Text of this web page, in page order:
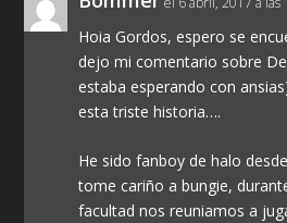
Hoia Gordos, espero se
dejo mi comentario sobre
estaba esperando con
esta triste historia….
He sido fanboy de halo
tome cariño a bungie,
facultad nos reuniamos a